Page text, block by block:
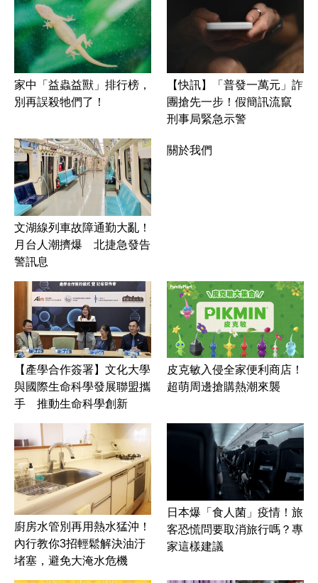
家中「益蟲益獸」排行榜，
別再誤殺牠們了！
【快訊】「普發一萬元」詐
團搶先一步！假簡訊流竄
刑事局緊急示警
文湖線列車故障通勤大亂！
月台人潮擠爆 北捷急發告
警訊息
關於我們
【產學合作簽署】文化大學
與國際生命科學發展聯盟攜
手 推動生命科學創新
皮克敏入侵全家便利商店！
超萌周邊搶購熱潮來襲
廚房水管別再用熱水猛沖！
內行教你3招輕鬆解決油汙
堵塞，避免大淹水危機
日本爆「食人菌」疫情！旅
客恐慌問要取消旅行嗎？專
家這樣建議